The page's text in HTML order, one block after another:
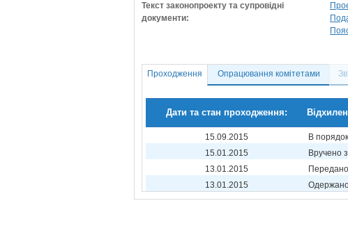
Текст законопроекту та супровідні
документи:
Проходження Опрацювання комітетами
Дати та стан проходження:
15.09.2015
В
15.01.2015
Вручено
13.01.2015
13.01.2015